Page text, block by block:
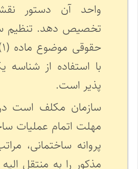
واحد آن دستور
تخصیص دهد. تنظیم
با استفاده از شناسه
پذیر است.
سازمان مکلف است
مهلت اتمام عملیات
پروانه ساختمانی،
مذکور را به منتقل